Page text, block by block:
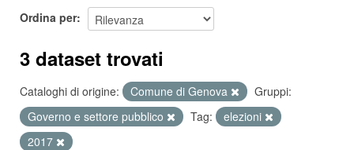
Ordina per
3 dataset trovati
Cataloghi di origine: Comune di Genova
Gruppi:
Governo e settore pubblico
Tag:
elezioni
2017